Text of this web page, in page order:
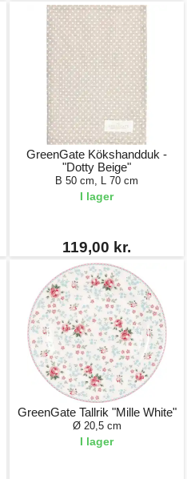
GreenGate Kökshandduk -
"Dotty Beige"
B 50 cm, L 70 cm
I lager
119,00 kr.
GreenGate Tallrik "Mille White"
Ø 20,5 cm
I lager